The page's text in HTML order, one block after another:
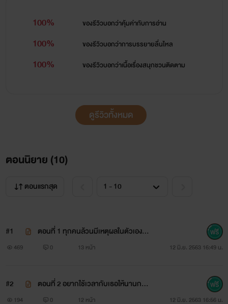
ความสัมพันธ์ของความรักในรูปแบบชายรักชายจะมั่นคงได้สักแค่
กับคนที่ขึ้นชื่อว่าเป็นเพื่อนสนิทในวงการบันเทิงอย่าง..คิมทัน และ
ความรักของเขาจะไม่มีปัญหาอะไรเลยถ้าไม่มีบุคคลที่สาม
100% ของรีวิวบอกว่าคุ้มค่ากับการอ่าน
100% ของรีวิวบอกว่าการบรรยายลื่นไหล
100% ของรีวิวบอกว่าเนื้อเรื่องสนุกชวนติดตาม
ดูรีวิวทั้งหมด
ตอนนิยาย (10)
ตอนแรกสุด
#1
ตอนที่ 1 ทุกคนล้วนมีเหตุผลในตัวเองเส
มอ
469 0 13 หน้า 12 มิ.ย. 2563 16:49 น.
#2
ตอนที่ 2 อยากใช้เวลากับเธอให้นานกว่า
194 0 12 หน้า 12 มิ.ย. 2563 16:56 น.